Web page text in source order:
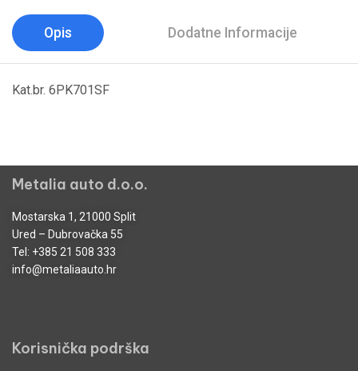
Opis Dodatne Informacije
Kat.br. 6PK701SF
Metalia auto d.o.o.
Mostarska 1, 21000 Split
Ured – Dubrovačka 55
Tel: +385 21 508 333
info@metaliaauto.hr
Korisnička podrška